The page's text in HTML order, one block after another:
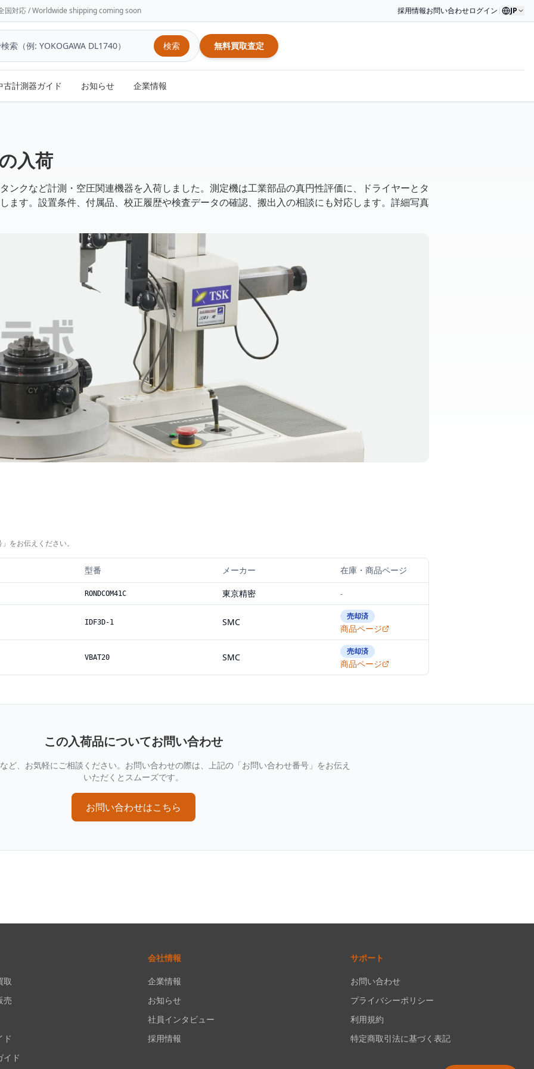
国対応 / Worldwide shipping coming soon 採用情報お問い合わせログイン | JP
検索 無料買取査定
古計測器ガイド お知らせ 企業情報
入荷
ンクなど計測・空圧関連機器を入荷しました。測定機は工業部品の真円性評価に、ドライヤーとタ
ます。設置条件、付属品、校正履歴や検査データの確認、搬出入の相談にも対応します。詳細写真
をお伝えください。
型番 メーカー 在庫・商品ページ
RONDCOM41C 東京精密 -
IDF3D-1 SMC
売却済
商品ページ
VBAT20 SMC
売却済
商品ページ
この入荷品についてお問い合わせ
ど、お気軽にご相談ください。お問い合わせの際は、上記の「お問い合わせ番号」をお伝え
いただくとスムーズです。
お問い合わせはこちら
取
売
ド
イド
会社情報
企業情報
お知らせ
社員インタビュー
採用情報
サポート
お問い合わせ
プライバシーポリシー
利用規約
特定商取引法に基づく表記